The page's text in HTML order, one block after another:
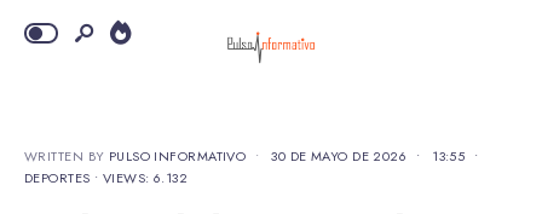
WRITTEN BY PULSO INFORMATIVO • 30 DE MAYO DE 2026 • 13:55 •
DEPORTES • VIEWS: 6.132